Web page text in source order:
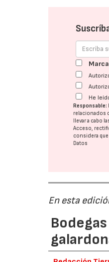
He
Responsable:
relacionados
llevar a cabo
Acceso,
considera
Datos
En esta